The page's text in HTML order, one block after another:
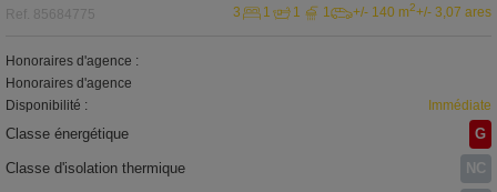
Ref. 85684775 3 1 1 1 +/- 140 m2+/- 3,07 ares
Honoraires d'agence :
Honoraires d'agence
Disponibilité :
Immédiate
Classe énergétique G
Classe d'isolation thermique NC